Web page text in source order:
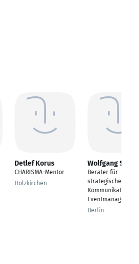
Detlef Korus
CHARISMA-Mentor
Holzkirchen
Wolfgang Sadik
Berater für
strategische
Kommunikation und
Eventmanager
Berlin